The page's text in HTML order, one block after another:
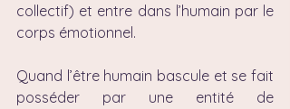
collectif) et entre dans l’humain par le
corps émotionnel.
Quand l’être humain bascule et se fait
posséder par une entité de